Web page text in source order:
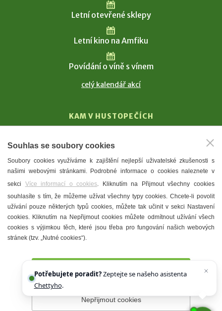
Letní otevřené sklepy
Letní kino na Amfiku
Povídání o víně s vínem
celý kalendář akcí
KAM V HUSTOPEČÍCH
T. G. Masaryk
Mandloně
Ubytování
Restaurace
Městské muzeum a galerie
Denní meníčka
Prohlášení o přístupnosti Správce webu
Souhlas se soubory cookies
Soubory cookies využíváme k zajištění nejlepší uživatelské zkušenosti s
našimi webovými stránkami. Podrobné informace o cookies naleznete v
sekci Více informací o cookies. Kliknutím na Přijmout všechny cookies
souhlasíte s tím, že můžeme užívat všechny typy cookies. Chcete-li povolit
užívání pouze některých typů cookies, můžete tak učinit v sekci Nastavení
cookies. Kliknutím na Nepřijmout cookies můžete odmítnout užívání všech
cookies s výjimkou těch, které jsou třeba pro fungování našich webových
stránek (tzv. „Nutné cookies“).
Přijmout všechny cookies
Nepřijmout cookies
Potřebujete poradit?Zeptejte se našeho asistenta
Chettyho.